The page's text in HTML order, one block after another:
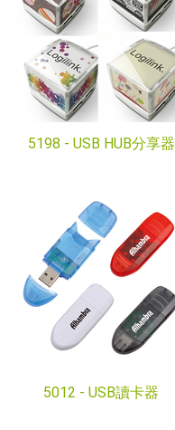
5198 - USB HUB分享器
5012 - USB讀卡器